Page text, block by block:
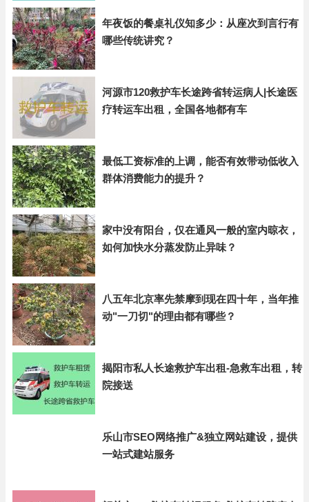
年夜饭的餐桌礼仪知多少：从座次到言行有
哪些传统讲究？
河源市120救护车长途跨省转运病人|长途医
疗转运车出租，全国各地都有车
最低工资标准的上调，能否有效带动低收入
群体消费能力的提升？
家中没有阳台，仅在通风一般的室内晾衣，
如何加快水分蒸发防止异味？
八五年北京率先禁摩到现在四十年，当年推
动"一刀切"的理由都有哪些？
揭阳市私人长途救护车出租-急救车出租，转
院接送
乐山市SEO网络推广&独立网站建设，提供
一站式建站服务